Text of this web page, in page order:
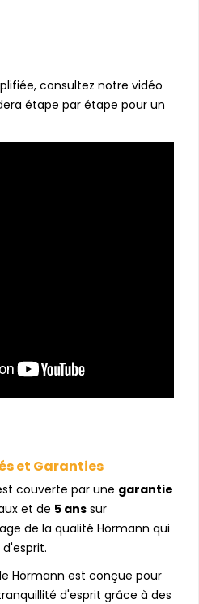
consultez notre vidéo
étape par étape pour un
et Garanties
couverte par une garantie
et de 5 ans sur
de la qualité Hörmann qui
Hörmann est conçue pour
d'esprit grâce à des